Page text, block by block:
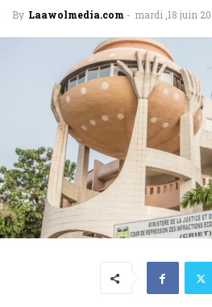
By Laawolmedia.com - mardi ,18 juin